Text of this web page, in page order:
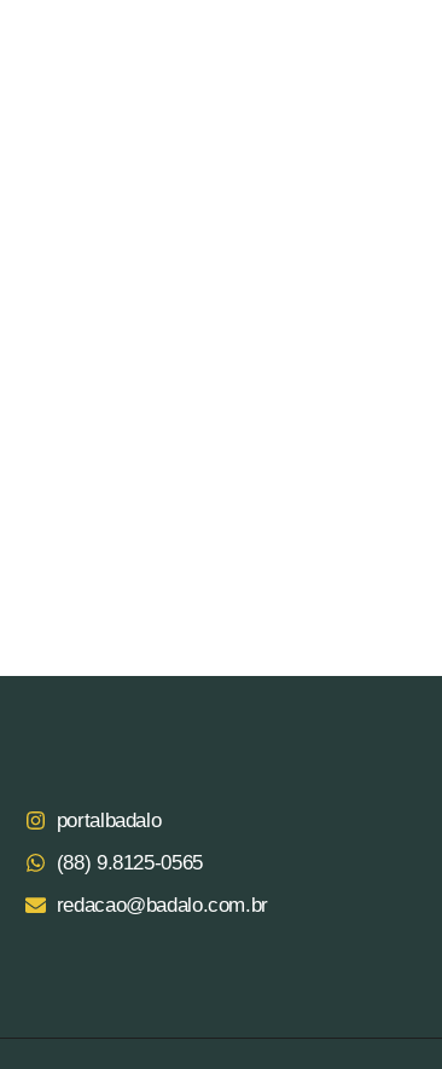
portalbadalo
(88) 9.8125‑0565‬
redacao@badalo.com.br